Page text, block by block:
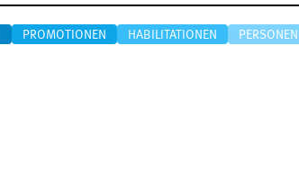
PROMOTIONEN HABILITATIONEN PERSONEN